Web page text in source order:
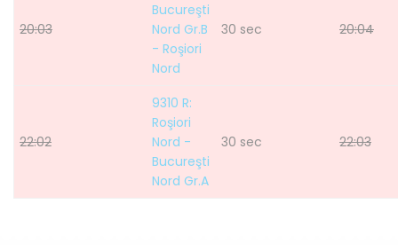
20:03
Bucureşti
Nord Gr.B
- Roşiori
Nord
30 sec 20:04
22:02
9310 R:
Roşiori
Nord -
Bucureşti
Nord Gr.A
30 sec 22:03